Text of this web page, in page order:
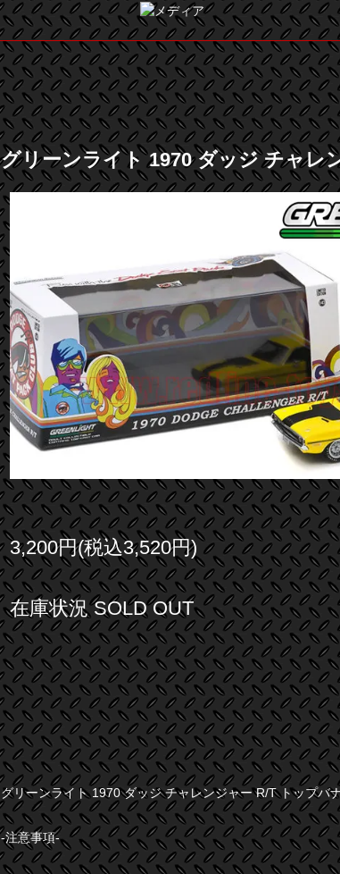
グリーンライト 1970 ダッジ チャレ
3,200円(税込3,520円)
在庫状況 SOLD OUT
グリーンライト 1970 ダッジ チャレンジャー R/T トップバ
-注意事項-